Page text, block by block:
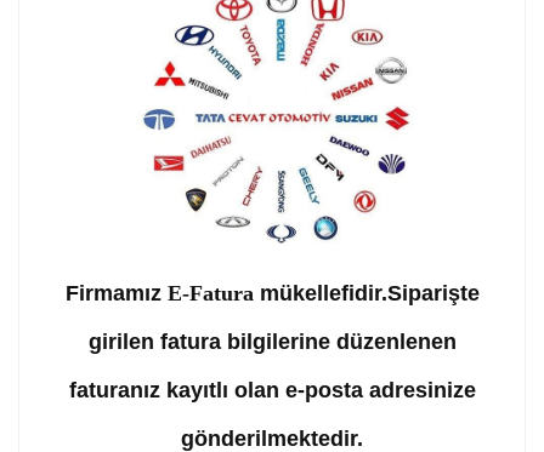
Firmamız E-Fatura mükellefidir.Siparişte
girilen fatura bilgilerine düzenlenen
faturanız kayıtlı olan e-posta adresinize
gönderilmektedir.